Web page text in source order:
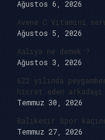
Ağustos 6, 2026
Avene C Vitamini
Ağustos 5, 2026
Aaliya ne demek ?
Ağustos 3, 2026
622 yılında
hicret eden
Temmuz 30, 2026
Balıkesir Spor
Temmuz 27, 2026